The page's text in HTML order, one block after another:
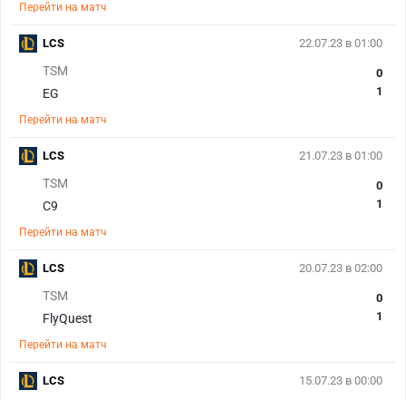
Перейти на матч
22.07.23 в 01:00
TSM
EG
0
1
Перейти на матч
LCS
21.07.23 в 01:00
TSM
C9
0
1
Перейти на матч
LCS
20.07.23 в 02:00
TSM
FlyQuest
0
1
Перейти на матч
LCS
15.07.23 в 00:00
LCS